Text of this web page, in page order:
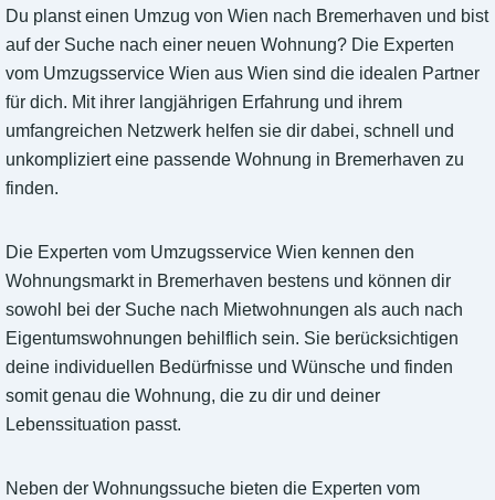
Du planst einen Umzug von Wien nach Bremerhaven und bist
auf der Suche nach einer neuen Wohnung? Die Experten
vom Umzugsservice Wien aus Wien sind die idealen Partner
für dich. Mit ihrer langjährigen Erfahrung und ihrem
umfangreichen Netzwerk helfen sie dir dabei, schnell und
unkompliziert eine passende Wohnung in Bremerhaven zu
finden.
Die Experten vom Umzugsservice Wien kennen den
Wohnungsmarkt in Bremerhaven bestens und können dir
sowohl bei der Suche nach Mietwohnungen als auch nach
Eigentumswohnungen behilflich sein. Sie berücksichtigen
deine individuellen Bedürfnisse und Wünsche und finden
somit genau die Wohnung, die zu dir und deiner
Lebenssituation passt.
Neben der Wohnungssuche bieten die Experten vom